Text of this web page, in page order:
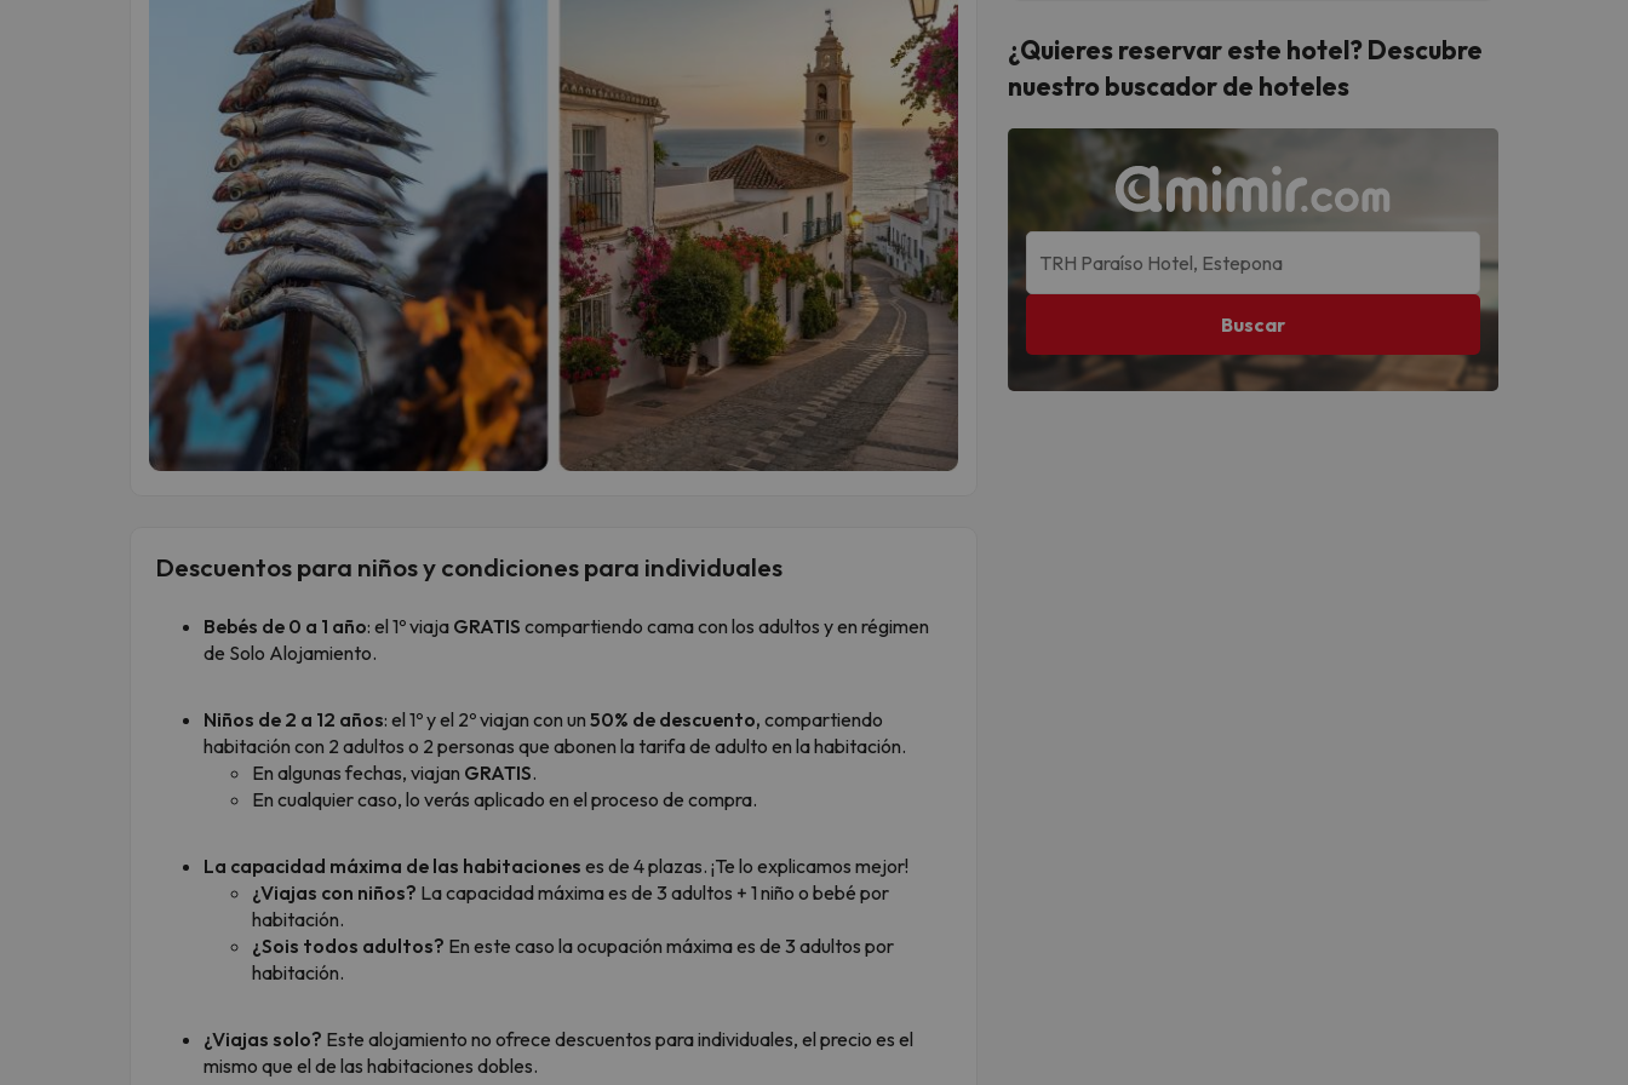
Descuentos para niños y condiciones para individuales
Bebés de 0 a 1 año: el 1º viaja GRATIS compartiendo cama con los adultos y en régimen
de Solo Alojamiento.
Niños de 2 a 12 años: el 1º y el 2º viajan con un 50% de descuento, compartiendo
habitación con 2 adultos o 2 personas que abonen la tarifa de adulto en la habitación.
En algunas fechas, viajan GRATIS.
En cualquier caso, lo verás aplicado en el proceso de compra.
La capacidad máxima de las habitaciones es de 4 plazas. ¡Te lo explicamos mejor!
¿Viajas con niños? La capacidad máxima es de 3 adultos + 1 niño o bebé por
habitación.
¿Sois todos adultos? En este caso la ocupación máxima es de 3 adultos por
habitación.
¿Viajas solo? Este alojamiento no ofrece descuentos para individuales, el precio es el
mismo que el de las habitaciones dobles.
¿Quieres reservar este hotel? Descubre
nuestro buscador de hoteles
Buscar